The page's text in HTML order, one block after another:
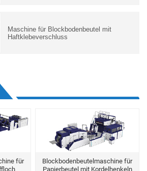
Maschine für Blockbodenbeutel mit
Haftklebeverschluss
für
Blockbodenbeutelmaschine für
Papierbeutel mit Kordelhenkeln